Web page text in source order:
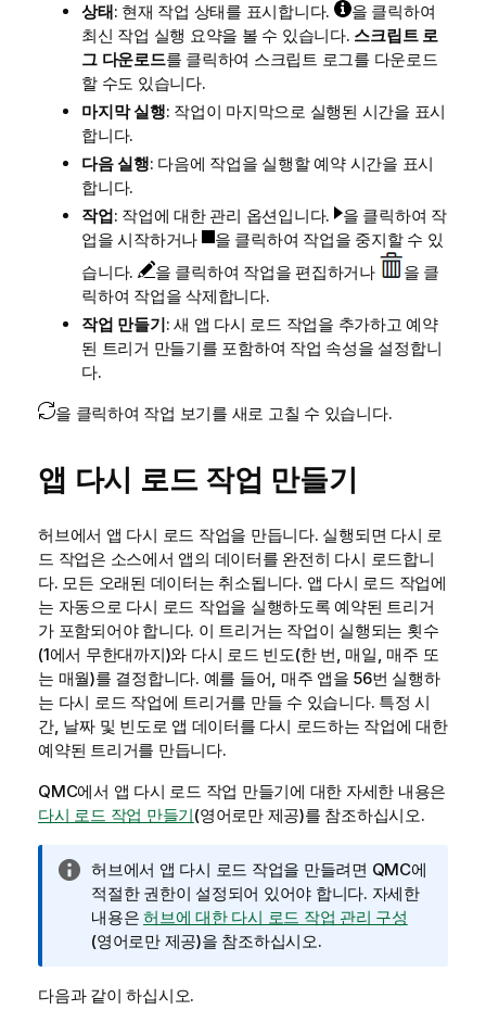
상태: 현재 작업 상태를 표시합니다.
을 클릭하여
최신 작업 실행 요약을 볼 수 있습니다. 스크립트 로
그 다운로드를 클릭하여 스크립트 로그를 다운로드
할 수도 있습니다.
마지막 실행: 작업이 마지막으로 실행된 시간을 표시
합니다.
다음 실행: 다음에 작업을 실행할 예약 시간을 표시
합니다.
작업: 작업에 대한 관리 옵션입니다.
을 클릭하여 작
업을 시작하거나
을 클릭하여 작업을 중지할 수 있
습니다.
을 클릭하여 작업을 편집하거나
을 클
릭하여 작업을 삭제합니다.
작업 만들기: 새 앱 다시 로드 작업을 추가하고 예약
된 트리거 만들기를 포함하여 작업 속성을 설정합니
다.
을 클릭하여 작업 보기를 새로 고칠 수 있습니다.
앱 다시 로드 작업 만들기
허브에서 앱 다시 로드 작업을 만듭니다. 실행되면 다시 로
드 작업은 소스에서 앱의 데이터를 완전히 다시 로드합니
다. 모든 오래된 데이터는 취소됩니다. 앱 다시 로드 작업에
는 자동으로 다시 로드 작업을 실행하도록 예약된 트리거
가 포함되어야 합니다. 이 트리거는 작업이 실행되는 횟수
(1에서 무한대까지)와 다시 로드 빈도(한 번, 매일, 매주 또
는 매월)를 결정합니다. 예를 들어, 매주 앱을 56번 실행하
는 다시 로드 작업에 트리거를 만들 수 있습니다. 특정 시
간, 날짜 및 빈도로 앱 데이터를 다시 로드하는 작업에 대한
예약된 트리거를 만듭니다.
QMC에서 앱 다시 로드 작업 만들기에 대한 자세한 내용은
다시 로드 작업 만들기(영어로만 제공)를 참조하십시오.
정
보
메
모
허브에서 앱 다시 로드 작업을 만들려면 QMC에
적절한 권한이 설정되어 있어야 합니다. 자세한
내용은 허브에 대한 다시 로드 작업 관리 구성
(영어로만 제공)을 참조하십시오.
다음과 같이 하십시오.